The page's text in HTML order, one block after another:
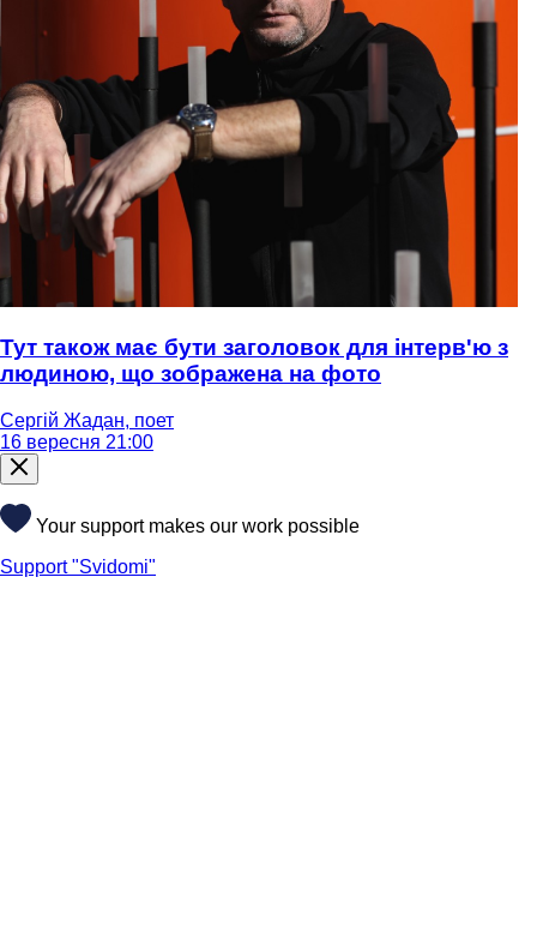
Тут також має бути заголовок для інтерв'ю з
людиною, що зображена на фото
Сергій Жадан, поет
16 вересня 21:00
Your support makes our work possible
Support "Svidomi"